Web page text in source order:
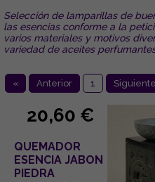
Selección de lamparillas de
las esencias conforme a la
varios materiales y motivos
variedad de aceites
« Anterior 1 Siguiente
20,60 €
QUEMADOR
ESENCIA JABON
PIEDRA